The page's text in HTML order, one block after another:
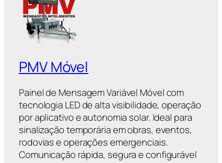
PMV Móvel
Painel de Mensagem Variável Móvel com
tecnologia LED de alta visibilidade, operação
por aplicativo e autonomia solar. Ideal para
sinalização temporária em obras, eventos,
rodovias e operações emergenciais.
Comunicação rápida, segura e configurável